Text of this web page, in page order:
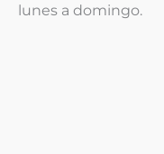
lunes a domingo.